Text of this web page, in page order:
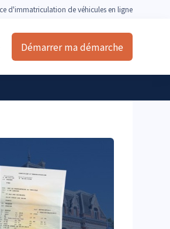
d'immatriculation de véhicules en ligne
Démarrer ma démarche